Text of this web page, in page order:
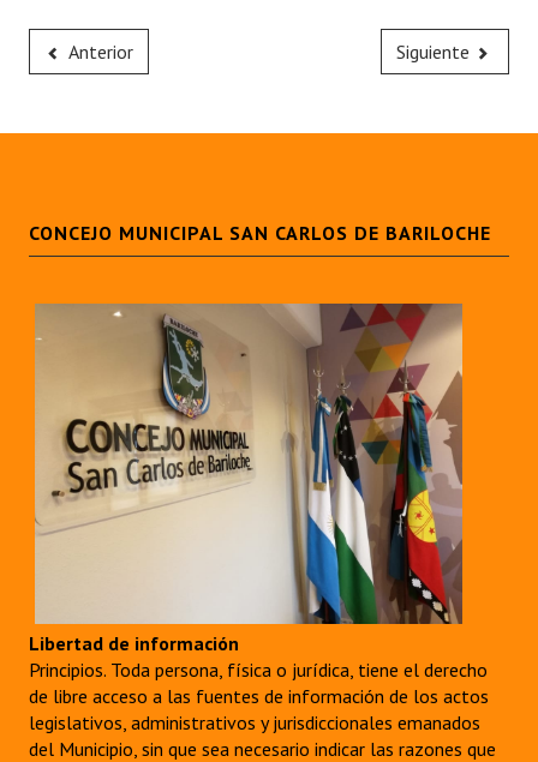
Anterior Siguiente
CONCEJO MUNICIPAL SAN CARLOS DE BARILOCHE
Libertad de información
Principios. Toda persona, física o jurídica, tiene el derecho
de libre acceso a las fuentes de información de los actos
legislativos, administrativos y jurisdiccionales emanados
del Municipio, sin que sea necesario indicar las razones que